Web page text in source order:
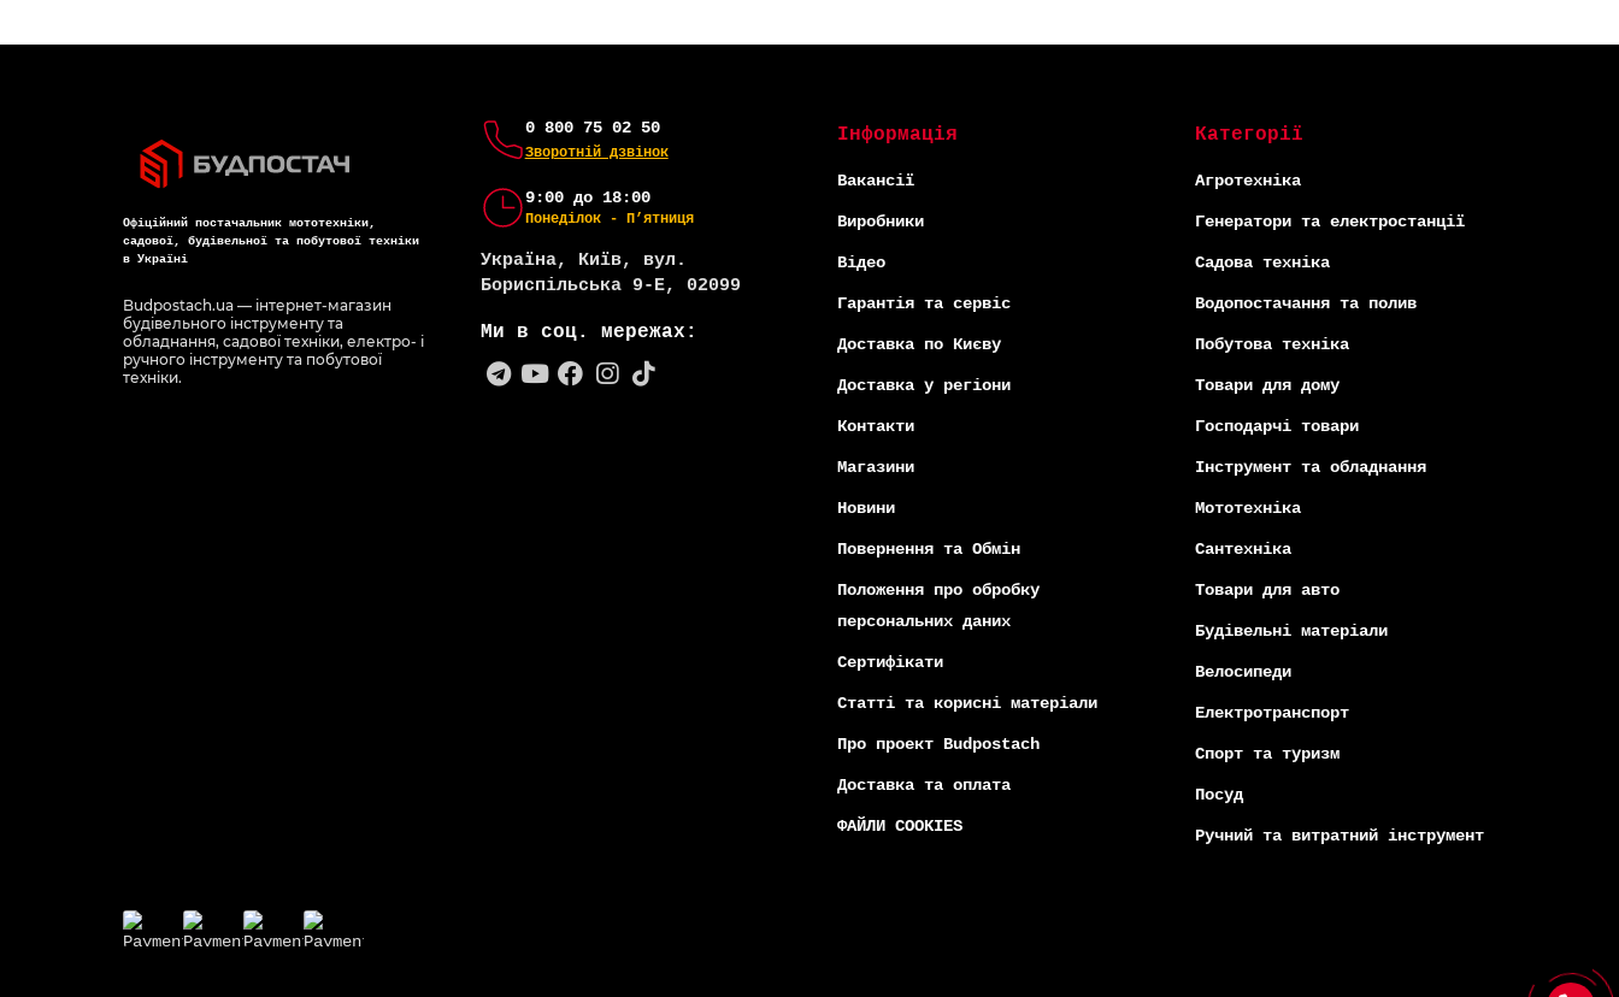
Офіційний постачальник мототехніки,
садової, будівельної та побутової техніки
в Україні
Budpostach.ua — інтернет-магазин
будівельного інструменту та
обладнання, садової техніки, електро- і
ручного інструменту та побутової
техніки.
0 800 75 02 50
Зворотній дзвінок
9:00 до 18:00
Понеділок - П’ятниця
Україна, Київ, вул.
Бориспільська 9-Е, 02099
Ми в соц. мережах:
Інформація
Вакансії
Виробники
Відео
Гарантія та сервіс
Доставка по Києву
Доставка у регіони
Контакти
Магазини
Новини
Повернення та Обмін
Положення про обробку
персональних даних
Сертифікати
Статті та корисні матеріали
Про проект Budpostach
Доставка та оплата
ФАЙЛИ COOKIES
Категорії
Агротехніка
Генератори та електростанції
Садова техніка
Водопостачання та полив
Побутова техніка
Товари для дому
Господарчі товари
Інструмент та обладнання
Мототехніка
Сантехніка
Товари для авто
Будівельні матеріали
Велосипеди
Електротранспорт
Спорт та туризм
Посуд
Ручний та витратний інструмент